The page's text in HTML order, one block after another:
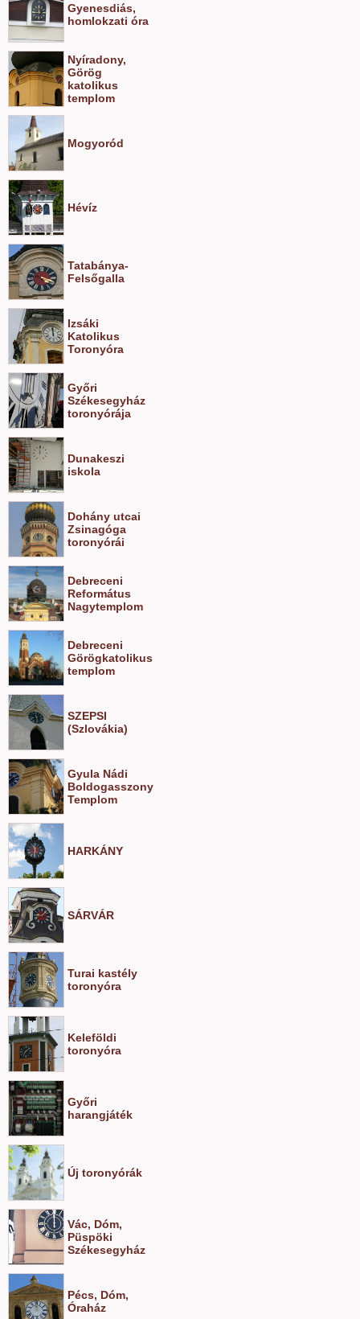
Gyenesdiás,
homlokzati óra
Nyíradony,
Görög
katolikus
templom
Mogyoród
Hévíz
Tatabánya-
Felsőgalla
Izsáki
Katolikus
Toronyóra
Győri
Székesegyház
toronyórája
Dunakeszi
iskola
Dohány utcai
Zsinagóga
toronyórái
Debreceni
Református
Nagytemplom
Debreceni
Görögkatolikus
templom
SZEPSI
(Szlovákia)
Gyula Nádi
Boldogasszony
Templom
HARKÁNY
SÁRVÁR
Turai kastély
toronyóra
Keleföldi
toronyóra
Győri
harangjáték
Új toronyórák
Vác, Dóm,
Püspöki
Székesegyház
Pécs, Dóm,
Óraház